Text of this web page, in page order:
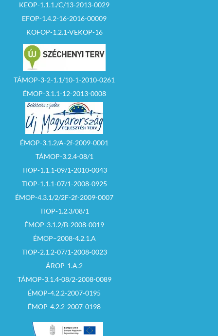
KEOP-1.1.1./C/13-2013-0029
EFOP-1.4.2-16-2016-00009
KÖFOP-1.2.1-VEKOP-16
TÁMOP-3-2-1.1/10-1-2010-0261
ÉMOP-3.1.1-12-2013-0008
ÉMOP-3.1.2/A-2f-2009-0001
TÁMOP-3.2.4-08/1
TIOP-1.1.1-09/1-2010-0043
TIOP-1.1.1-07/1-2008-0925
ÉMOP-4.3.1/2/2F-2f-2009-0007
TIOP-1.2.3/08/1
ÉMOP-3.1.2/B-2008-0019
ÉMOP–2008-4.2.1.A
TIOP-2.1.2-07/1-2008-0023
ÁROP-1.A.2
TÁMOP-3.1.4-08/2-2008-0089
ÉMOP-4.2.2-2007-0195
ÉMOP-4.2.2-2007-0198